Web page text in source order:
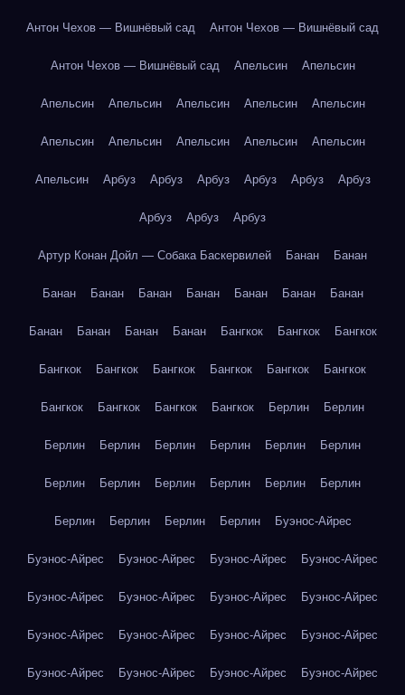
Антон Чехов — Вишнёвый сад Антон Чехов — Вишнёвый сад
Антон Чехов — Вишнёвый сад Апельсин Апельсин
Апельсин Апельсин Апельсин Апельсин Апельсин
Апельсин Апельсин Апельсин Апельсин Апельсин
Апельсин Арбуз Арбуз Арбуз Арбуз Арбуз Арбуз
Арбуз Арбуз Арбуз
Артур Конан Дойл — Собака Баскервилей Банан Банан
Банан Банан Банан Банан Банан Банан Банан
Банан Банан Банан Банан Бангкок Бангкок Бангкок
Бангкок Бангкок Бангкок Бангкок Бангкок Бангкок
Бангкок Бангкок Бангкок Бангкок Берлин Берлин
Берлин Берлин Берлин Берлин Берлин Берлин
Берлин Берлин Берлин Берлин Берлин Берлин
Берлин Берлин Берлин Берлин Буэнос-Айрес
Буэнос-Айрес Буэнос-Айрес Буэнос-Айрес Буэнос-Айрес
Буэнос-Айрес Буэнос-Айрес Буэнос-Айрес Буэнос-Айрес
Буэнос-Айрес Буэнос-Айрес Буэнос-Айрес Буэнос-Айрес
Буэнос-Айрес Буэнос-Айрес Буэнос-Айрес Буэнос-Айрес